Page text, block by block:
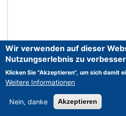
Wir verwenden auf dieser
Nutzungserlebnis zu
Klicken Sie "Akzeptieren", um sich damit
Weitere Informationen
Nein, danke Akzeptieren